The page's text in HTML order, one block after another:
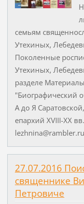
семьям
Утехиных,
Поколенные
Утехиных,
разделе
"Биографический
А до Я
епархий ХVIII-ХХ
lezhnina@rambler.ru
27.07.2016
священнике
Петровиче